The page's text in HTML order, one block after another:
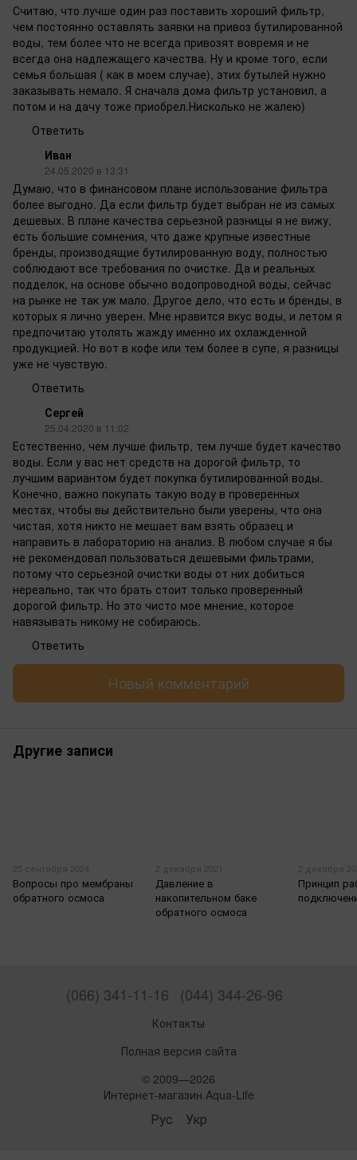
Считаю, что лучше один раз поставить хороший фильтр,
чем постоянно оставлять заявки на привоз бутилированной
воды, тем более что не всегда привозят вовремя и не
всегда она надлежащего качества. Ну и кроме того, если
семья большая ( как в моем случае), этих бутылей нужно
заказывать немало. Я сначала дома фильтр установил, а
потом и на дачу тоже приобрел.Нисколько не жалею)
Ответить
Иван
24.05.2020 в 13:31
Думаю, что в финансовом плане использование фильтра
более выгодно. Да если фильтр будет выбран не из самых
дешевых. В плане качества серьезной разницы я не вижу,
есть большие сомнения, что даже крупные известные
бренды, производящие бутилированную воду, полностью
соблюдают все требования по очистке. Да и реальных
подделок, на основе обычно водопроводной воды, сейчас
на рынке не так уж мало. Другое дело, что есть и бренды, в
которых я лично уверен. Мне нравится вкус воды, и летом я
предпочитаю утолять жажду именно их охлажденной
продукцией. Но вот в кофе или тем более в супе, я разницы
уже не чувствую.
Ответить
Сергей
25.04.2020 в 11:02
Естественно, чем лучше фильтр, тем лучше будет качество
воды. Если у вас нет средств на дорогой фильтр, то
лучшим вариантом будет покупка бутилированной воды.
Конечно, важно покупать такую воду в проверенных
местах, чтобы вы действительно были уверены, что она
чистая, хотя никто не мешает вам взять образец и
направить в лабораторию на анализ. В любом случае я бы
не рекомендовал пользоваться дешевыми фильтрами,
потому что серьезной очистки воды от них добиться
нереально, так что брать стоит только проверенный
дорогой фильтр. Но это чисто мое мнение, которое
навязывать никому не собираюсь.
Ответить
Новый комментарий
Другие записи
25 сентября 2024
Вопросы про мембраны
обратного осмоса
2 декабря 2021
Давление в
накопительном баке
обратного осмоса
2 декабря
Принцип
(066) 341-11-16 (044) 344-26-96
Контакты
Полная версия сайта
© 2009—2026
Интернет-магазин Aqua-Life
Рус Укр